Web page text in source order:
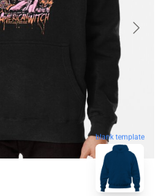
blank template